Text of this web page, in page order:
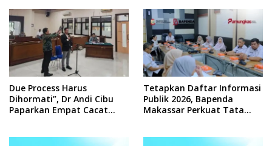
Due Process Harus
Dihormati”, Dr Andi Cibu
Paparkan Empat Cacat
Tetapkan Daftar Informasi
Publik 2026, Bapenda
Makassar Perkuat Tata